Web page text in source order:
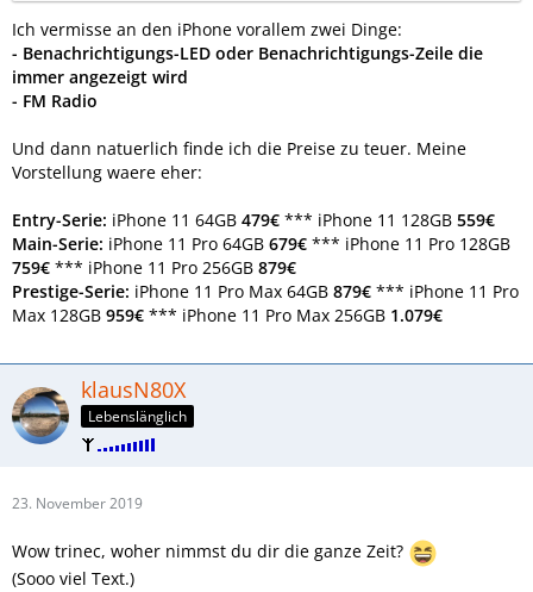
Ich vermisse an den iPhone vorallem zwei Dinge:
- Benachrichtigungs-LED oder Benachrichtigungs-Zeile die
immer angezeigt wird
- FM Radio
Und dann natuerlich finde ich die Preise zu teuer. Meine
Vorstellung waere eher:
Entry-Serie: iPhone 11 64GB 479€ *** iPhone 11 128GB 559€
Main-Serie: iPhone 11 Pro 64GB 679€ *** iPhone 11 Pro 128GB
759€ *** iPhone 11 Pro 256GB 879€
Prestige-Serie: iPhone 11 Pro Max 64GB 879€ *** iPhone 11 Pro
Max 128GB 959€ *** iPhone 11 Pro Max 256GB 1.079€
klausN80X
Lebenslänglich
23. November 2019
Wow trinec, woher nimmst du dir die ganze Zeit?
(Sooo viel Text.)